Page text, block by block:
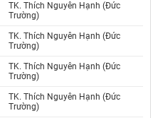
TK. Thích Nguyên Hạnh (Đức
Trường)
TK. Thích Nguyên Hạnh (Đức
Trường)
TK. Thích Nguyên Hạnh (Đức
Trường)
TK. Thích Nguyên Hạnh (Đức
Trường)